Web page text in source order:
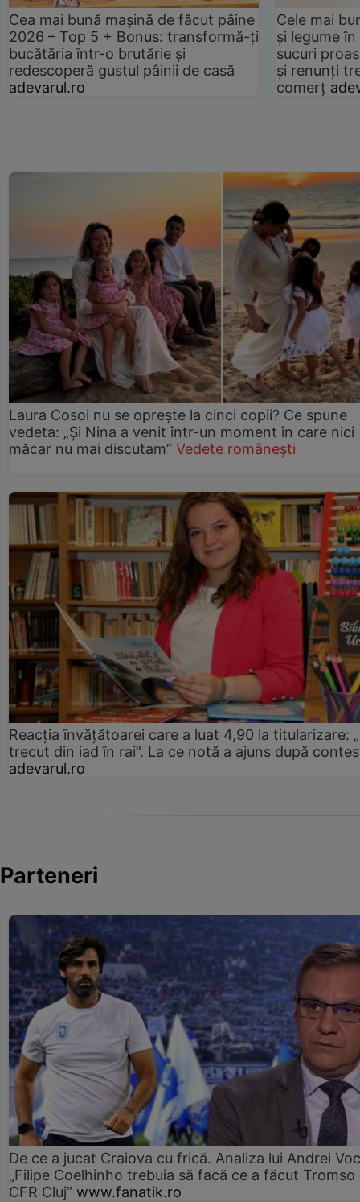
Cea mai bună mașină de făcut pâine
2026 – Top 5 + Bonus: transformă-ți
bucătăria într-o brutărie și
redescoperă gustul pâinii de casă
adevarul.ro
Cele mai
și legume
sucuri
și renunți
comerț
Laura Cosoi nu se oprește la cinci copii? Ce spune
vedeta: „Și Nina a venit într-un moment în care nici
măcar nu mai discutam” Vedete românești
Reacția învățătoarei care a luat 4,90 la titularizare:
trecut din iad în rai”. La ce notă a ajuns după
adevarul.ro
Parteneri
De ce a jucat Craiova cu frică. Analiza lui Andrei
„Filipe Coelhinho trebuia să facă ce a făcut Tromso
CFR Cluj” www.fanatik.ro